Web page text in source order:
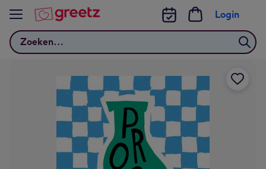
Bekijk meer
Zoeken
Login